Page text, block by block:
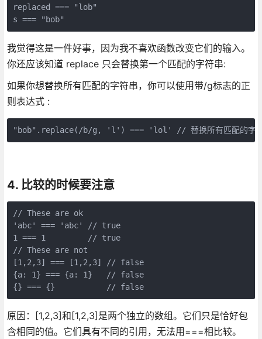
replaced === "lob"
s === "bob"
我觉得这是一件好事，因为我不喜欢函数改变它们的输入。
你还应该知道 replace 只会替换第一个匹配的字符串:
如果你想替换所有匹配的字符串，你可以使用带/g标志的正
则表达式 :
"bob".replace(/b/g, 'l') === 'lol' // 替换所有匹配的字
4. 比较的时候要注意
// These are ok
'abc' === 'abc' // true
1 === 1         // true
// These are not
[1,2,3] === [1,2,3] // false
{a: 1} === {a: 1}   // false
{} === {}           // false
原因：[1,2,3]和[1,2,3]是两个独立的数组。它们只是恰好包
含相同的值。它们具有不同的引用，无法用===相比较。